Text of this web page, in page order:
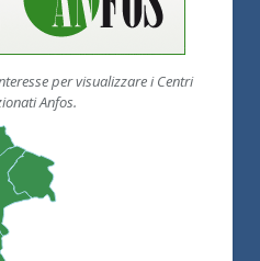
per visualizzare i Centri
Anfos.